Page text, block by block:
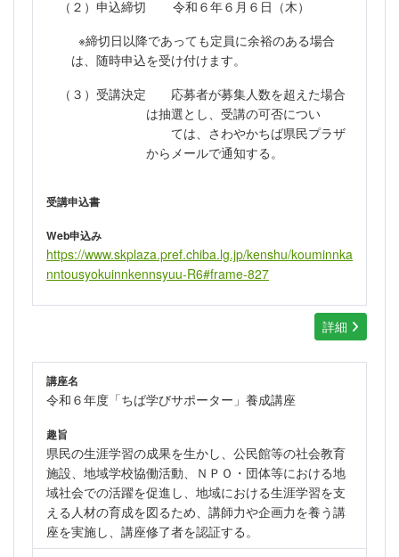
（２）申込締切 令和６年６月６日（木）
※締切日以降であっても定員に余裕のある場合
は、随時申込を受け付けます。
（３）受講決定 応募者が募集人数を超えた場合
は抽選とし、受講の可否につい
ては、 さわやかちば県民プラザ
からメールで通知する。
受講申込書
Web申込み
https://www.skplaza.pref.chiba.lg.jp/kenshu/kouminnka
nntousyokuinnkennsyuu-R6#frame-827
詳細
講座名
令和６年度「ちば学びサポーター」養成講座
趣旨
県民の生涯学習の成果を生かし、公民館等の社会教育
施設、地域学校協働活動、ＮＰＯ・団体等における地
域社会での活躍を促進し、地域における生涯学習を支
える人材の育成を図るため、講師力や企画力を養う講
座を実施し、講座修了者を認証する。